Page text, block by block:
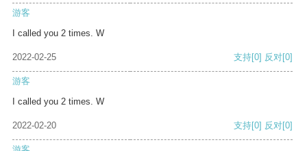
游客
I called you 2 times. W
2022-02-25 支持[0] 反对[0]
游客
I called you 2 times. W
2022-02-20 支持[0] 反对[0]